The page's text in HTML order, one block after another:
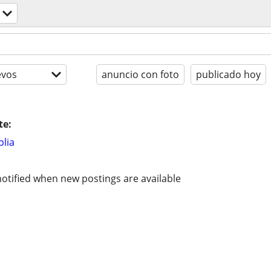
anuncio con foto publicado hoy
when new postings are available